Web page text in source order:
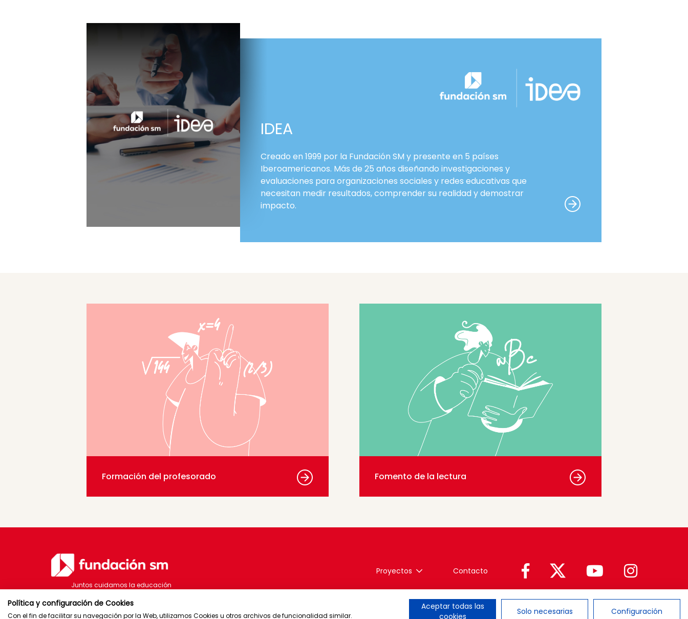
IDEA
Creado en 1999 por la Fundación SM y presente en 5 países
Iberoamericanos. Más de 25 años diseñando investigaciones y
evaluaciones para organizaciones sociales y redes educativas que
necesitan medir resultados, comprender su realidad y demostrar
impacto.
Formación del profesorado Fomento de la lectura
Juntos cuidamos la educación
Proyectos Contacto
Política y configuración de Cookies
Con el fin de facilitar su navegación por la Web, utilizamos Cookies u otros archivos de funcionalidad similar.
Aceptar todas las
cookies
Solo necesarias Configuración